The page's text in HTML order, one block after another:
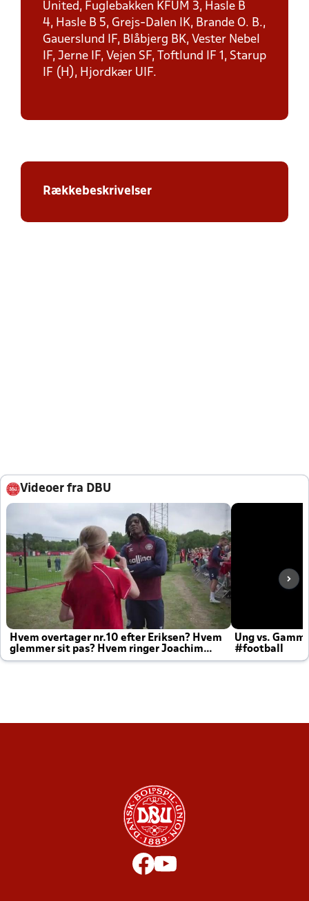
United, Fuglebakken KFUM 3, Hasle B
4, Hasle B 5, Grejs-Dalen IK, Brande O. B.,
Gauerslund IF, Blåbjerg BK, Vester Nebel
IF, Jerne IF, Vejen SF, Toftlund IF 1, Starup
IF (H), Hjordkær UIF.
Rækkebeskrivelser
Videoer fra DBU
Hvem overtager nr.10 efter Eriksen? Hvem
glemmer sit pas? Hvem ringer Joachim
altid til efter kampe?
Ung vs.
#football